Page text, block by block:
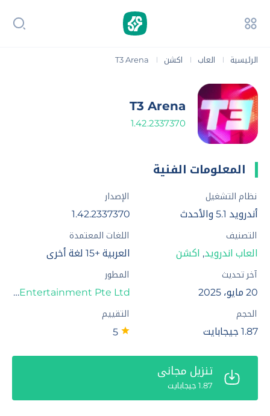
الرئيسية | العاب | اكشن |
T3 Arena
T3 Arena
1.42.2337370
المعلومات الفنية
نظام التشغيل
أندرويد 5.1 والأحدث
الإصدار
1.42.2337370
التصنيف
العاب اندرويد, اكشن
اللغات المعتمدة
العربية +15 لغة أخرى
آخر تحديث
20 مايو، 2025
المطور
XD Entertainment Pte Ltd‏
الحجم
1.87 جيجابايت
التقييم
تنزيل مجاني
1.87 جيجابايت